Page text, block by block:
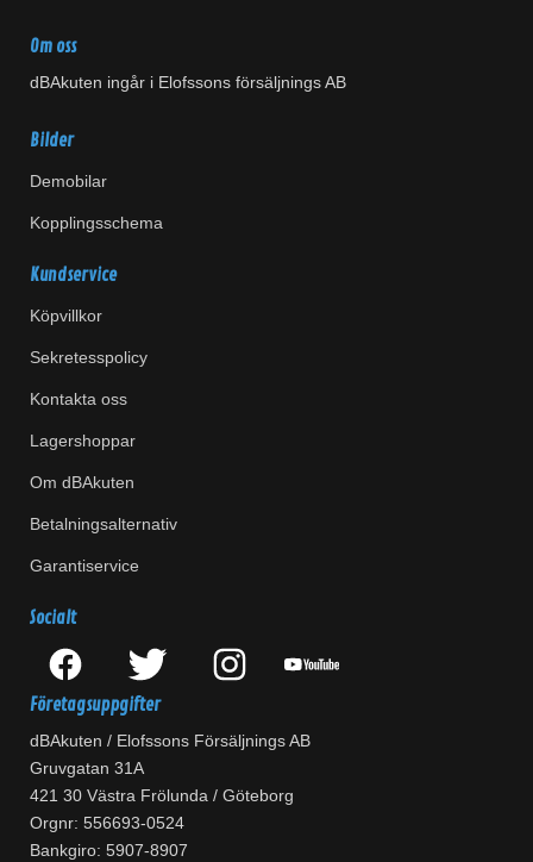
Om oss
dBAkuten ingår i Elofssons försäljnings AB
Bilder
Demobilar
Kopplingsschema
Kundservice
Köpvillkor
Sekretesspolicy
Kontakta oss
Lagershoppar
Om dBAkuten
Betalningsalternativ
Garantiservice
Socialt
Företagsuppgifter
dBAkuten / Elofssons Försäljnings AB
Gruvgatan 31A
421 30 Västra Frölunda / Göteborg
Orgnr: 556693-0524
Bankgiro: 5907-8907